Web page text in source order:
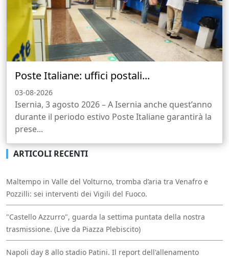
Poste Italiane: uffici postali...
03-08-2026
Isernia, 3 agosto 2026 – A Isernia anche quest’anno
durante il periodo estivo Poste Italiane garantirà la
prese...
ARTICOLI RECENTI
Maltempo in Valle del Volturno, tromba d’aria tra Venafro e
Pozzilli: sei interventi dei Vigili del Fuoco.
"Castello Azzurro", guarda la settima puntata della nostra
trasmissione. (Live da Piazza Plebiscito)
Napoli day 8 allo stadio Patini. Il report dell'allenamento